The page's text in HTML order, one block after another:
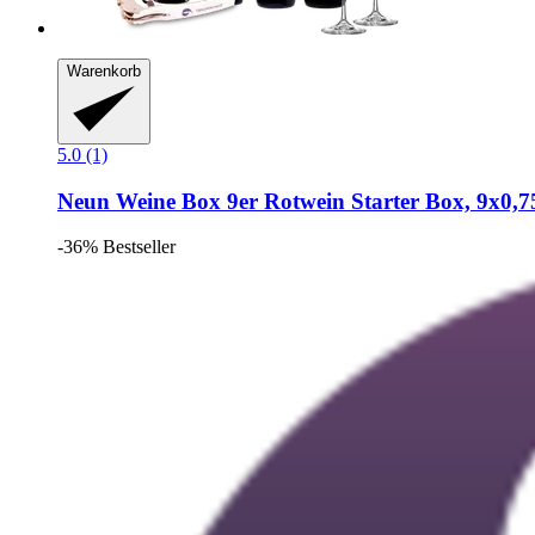
Warenkorb
5.0 (1)
Neun Weine Box 9er Rotwein Starter Box,
-36% Bestseller